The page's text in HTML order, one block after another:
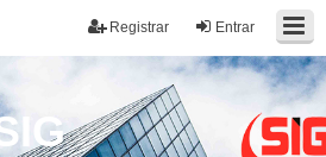
Entrar
Registrar